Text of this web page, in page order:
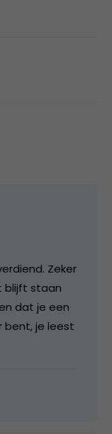
Zeker
blijft staan
dat je een
bent, je leest